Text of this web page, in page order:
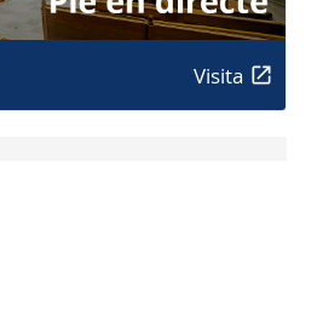
Visita